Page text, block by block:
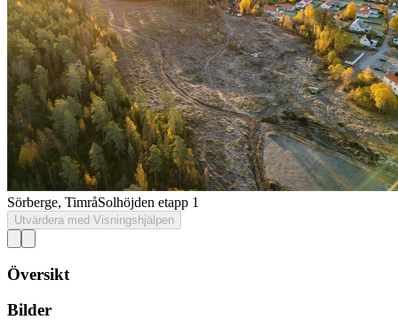
Sörberge, TimråSolhöjden etapp 1
Utvärdera med Visningshjälpen
Översikt
Bilder